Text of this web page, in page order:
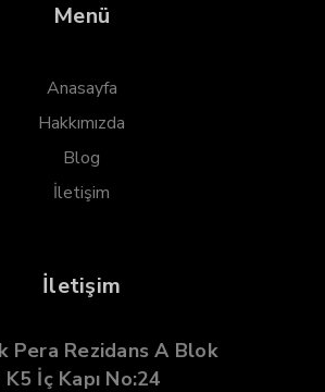
Menü
Anasayfa
Hakkımızda
Blog
İletişim
İletişim
Pera Rezidans A Blok
İç Kapı No:24